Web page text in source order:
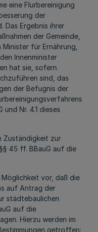
eine Flurbereinigung
der
Das Ergebnis ihrer
der Gemeinde,
für Ernährung,
Innenminister
hat sie, sofern
sind, das
der Befugnis der
Nr. 4.1 dieses
Zuständigkeit zur
45 ff. BBauG auf die
Möglichkeit vor, daß die
auf Antrag der
städtebaulichen
auf die
Hierzu werden im
getroffen: